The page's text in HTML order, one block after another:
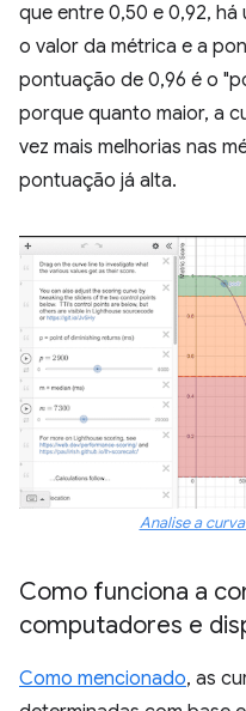
que entre 0,50 e 0,92, há
o valor da métrica e a
pontuação de 0,96 é o
porque quanto maior, a
vez mais melhorias nas
pontuação já alta.
Analise a
Como funciona a
computadores e
Como mencionado, as